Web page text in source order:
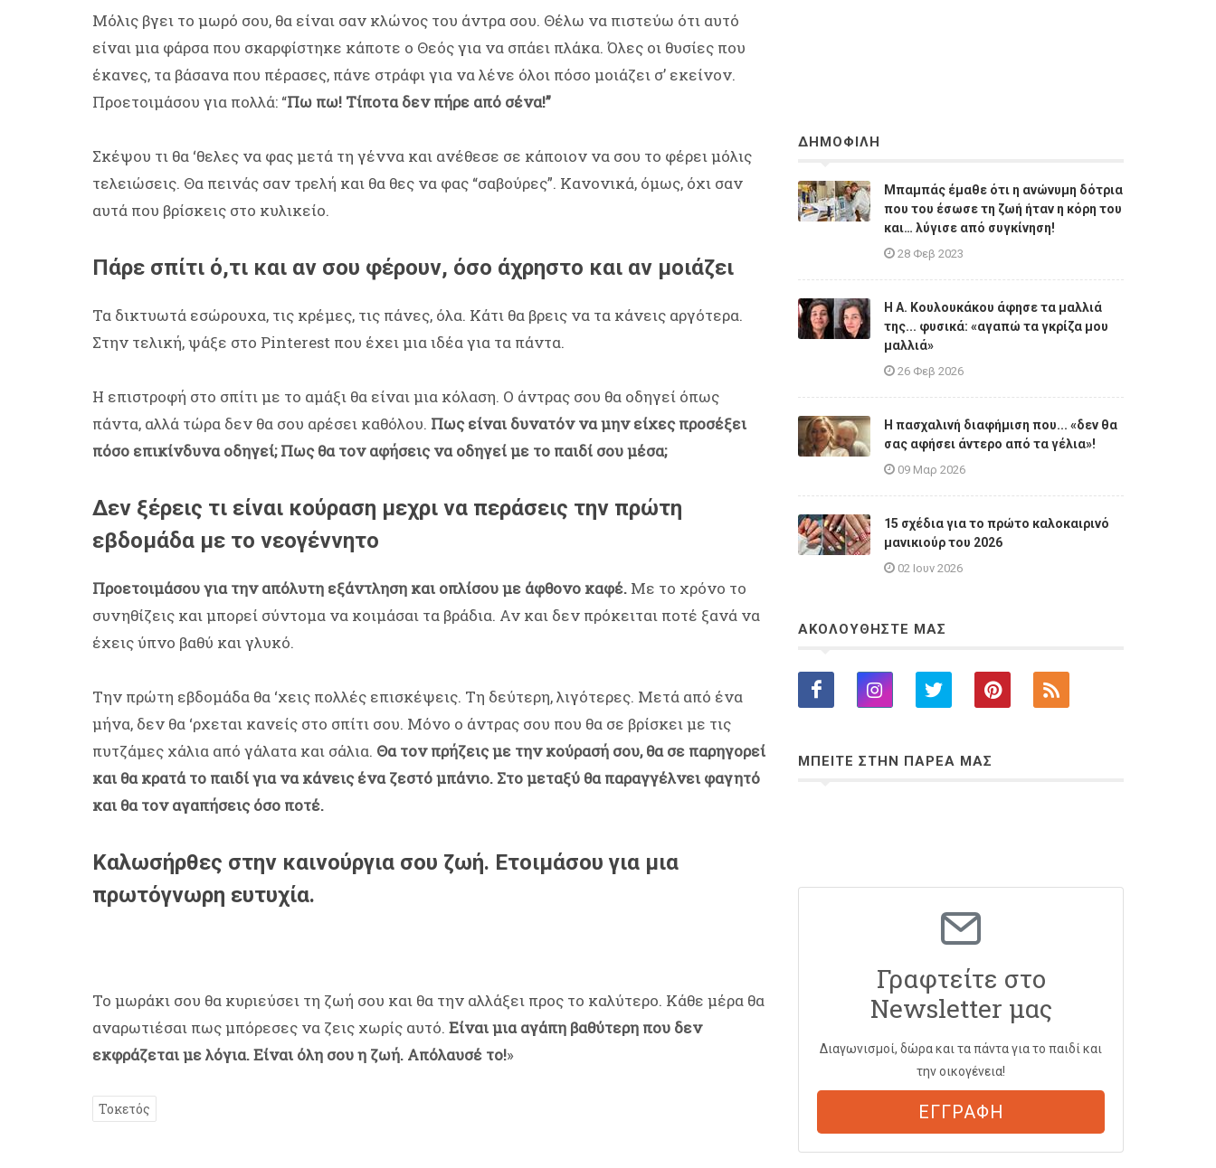
Μόλις βγει το μωρό σου, θα είναι σαν κλώνος του άντρα σου. Θέλω να πιστεύω ότι αυτό
είναι μια φάρσα που σκαρφίστηκε κάποτε ο Θεός για να σπάει πλάκα. Όλες οι θυσίες που
έκανες, τα βάσανα που πέρασες, πάνε στράφι για να λένε όλοι πόσο μοιάζει σ’ εκείνον.
Προετοιμάσου για πολλά: “Πω πω! Τίποτα δεν πήρε από σένα!”
Σκέψου τι θα ‘θελες να φας μετά τη γέννα και ανέθεσε σε κάποιον να σου το φέρει μόλις
τελειώσεις. Θα πεινάς σαν τρελή και θα θες να φας “σαβούρες”. Κανονικά, όμως, όχι σαν
αυτά που βρίσκεις στο κυλικείο.
Πάρε σπίτι ό,τι και αν σου φέρουν, όσο άχρηστο και αν μοιάζει
Τα δικτυωτά εσώρουχα, τις κρέμες, τις πάνες, όλα. Κάτι θα βρεις να τα κάνεις αργότερα.
Στην τελική, ψάξε στο Pinterest που έχει μια ιδέα για τα πάντα.
Η επιστροφή στο σπίτι με το αμάξι θα είναι μια κόλαση. Ο άντρας σου θα οδηγεί όπως
πάντα, αλλά τώρα δεν θα σου αρέσει καθόλου. Πως είναι δυνατόν να μην είχες προσέξει
πόσο επικίνδυνα οδηγεί; Πως θα τον αφήσεις να οδηγεί με το παιδί σου μέσα;
Δεν ξέρεις τι είναι κούραση μεχρι να περάσεις την πρώτη
εβδομάδα με το νεογέννητο
Προετοιμάσου για την απόλυτη εξάντληση και οπλίσου με άφθονο καφέ. Με το χρόνο το
συνηθίζεις και μπορεί σύντομα να κοιμάσαι τα βράδια. Αν και δεν πρόκειται ποτέ ξανά να
έχεις ύπνο βαθύ και γλυκό.
Την πρώτη εβδομάδα θα ‘χεις πολλές επισκέψεις. Τη δεύτερη, λιγότερες. Μετά από ένα
μήνα, δεν θα ‘ρχεται κανείς στο σπίτι σου. Μόνο ο άντρας σου που θα σε βρίσκει με τις
πυτζάμες χάλια από γάλατα και σάλια. Θα τον πρήζεις με την κούρασή σου, θα σε παρηγορεί
και θα κρατά το παιδί για να κάνεις ένα ζεστό μπάνιο. Στο μεταξύ θα παραγγέλνει φαγητό
και θα τον αγαπήσεις όσο ποτέ.
Καλωσήρθες στην καινούργια σου ζωή. Ετοιμάσου για μια
πρωτόγνωρη ευτυχία.
Το μωράκι σου θα κυριεύσει τη ζωή σου και θα την αλλάξει προς το καλύτερο. Κάθε μέρα θα
αναρωτιέσαι πως μπόρεσες να ζεις χωρίς αυτό. Είναι μια αγάπη βαθύτερη που δεν
εκφράζεται με λόγια. Είναι όλη σου η ζωή. Απόλαυσέ το!»
Τοκετός
ΔΗΜΟΦΙΛΗ
Μπαμπάς έμαθε ότι η ανώνυμη δότρια
που του έσωσε τη ζωή ήταν η κόρη του
και… λύγισε από συγκίνηση!
28 Φεβ 2023
Η A. Κουλουκάκου άφησε τα μαλλιά
της... φυσικά: «αγαπώ τα γκρίζα μου
μαλλιά»
26 Φεβ 2026
Η πασχαλινή διαφήμιση που... «δεν θα
σας αφήσει άντερο από τα γέλια»!
09 Μαρ 2026
15 σχέδια για το πρώτο καλοκαιρινό
μανικιούρ του 2026
02 Ιουν 2026
ΑΚΟΛΟΥΘΗΣΤΕ ΜΑΣ
ΜΠΕΙΤΕ ΣΤΗΝ ΠΑΡΕΑ ΜΑΣ
Γραφτείτε στο
Newsletter μας
Διαγωνισμοί, δώρα και τα πάντα για το παιδί και
την οικογένεια!
ΕΓΓΡΑΦΗ